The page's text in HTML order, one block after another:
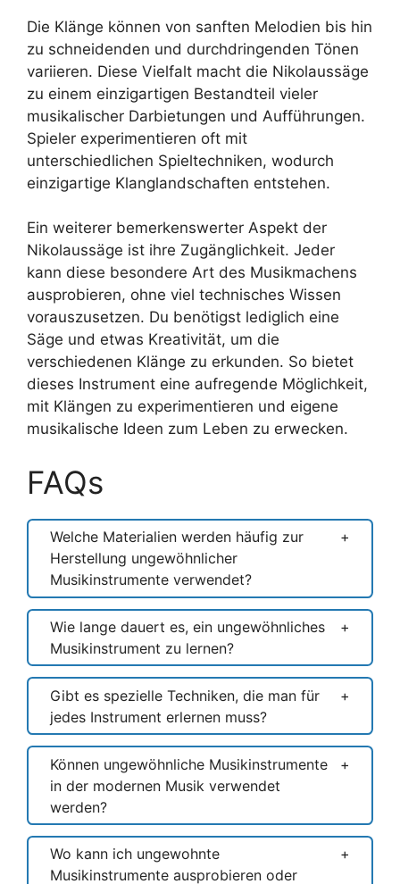
Die Klänge können von sanften Melodien bis hin
zu schneidenden und durchdringenden Tönen
variieren. Diese Vielfalt macht die Nikolaussäge
zu einem einzigartigen Bestandteil vieler
musikalischer Darbietungen und Aufführungen.
Spieler experimentieren oft mit
unterschiedlichen Spieltechniken, wodurch
einzigartige Klanglandschaften entstehen.
Ein weiterer bemerkenswerter Aspekt der
Nikolaussäge ist ihre Zugänglichkeit. Jeder
kann diese besondere Art des Musikmachens
ausprobieren, ohne viel technisches Wissen
vorauszusetzen. Du benötigst lediglich eine
Säge und etwas Kreativität, um die
verschiedenen Klänge zu erkunden. So bietet
dieses Instrument eine aufregende Möglichkeit,
mit Klängen zu experimentieren und eigene
musikalische Ideen zum Leben zu erwecken.
FAQs
Welche Materialien werden häufig zur
Herstellung ungewöhnlicher
Musikinstrumente verwendet?
Wie lange dauert es, ein ungewöhnliches
Musikinstrument zu lernen?
Gibt es spezielle Techniken, die man für
jedes Instrument erlernen muss?
Können ungewöhnliche Musikinstrumente
in der modernen Musik verwendet
werden?
Wo kann ich ungewohnte
Musikinstrumente ausprobieren oder